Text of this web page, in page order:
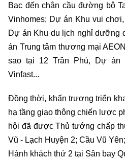
Bạc đến chân cầu đường bộ
Vinhomes; Dự án Khu vui
Dự án Khu du lịch nghỉ dưỡng
án Trung tâm thương mại
sao tại 12 Trần Phú, Dự án
Vinfast...
Đồng thời, khẩn trương triển
hạ tầng giao thông chiến lược
hội đã được Thủ tướng chấp
Vũ - Lạch Huyện 2; Cầu Vũ
Hành khách thứ 2 tại Sân bay